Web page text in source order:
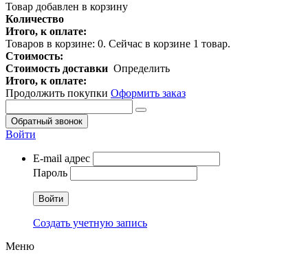
Товар добавлен в корзину
Количество
Итого, к оплате:
Товаров в корзине: 0. Сейчас в корзине 1 товар.
Стоимость:
Стоимость доставки Определить
Итого, к оплате:
Продолжить покупки Оформить заказ
Обратный звонок
Войти
E-mail адрес
Пароль
Войти
Создать учетную запись
Меню